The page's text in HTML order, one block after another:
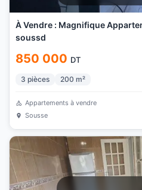
À Vendre : Magnifique
soussd
850 000 DT
3 pièces 200 m²
Appartements à vendre
Sousse